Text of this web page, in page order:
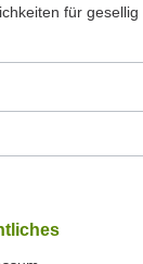
für gesellig